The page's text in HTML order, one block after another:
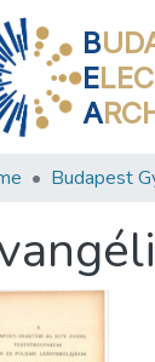
B
E
A
Budapest